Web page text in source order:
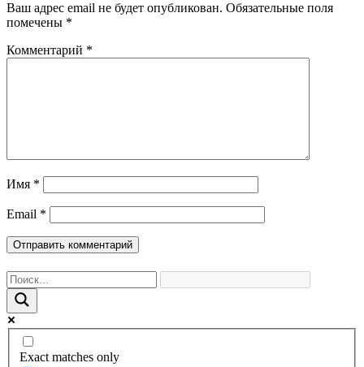
Ваш адрес email не будет опубликован. Обязательные поля
помечены *
Комментарий *
Имя *
Email *
Exact matches only